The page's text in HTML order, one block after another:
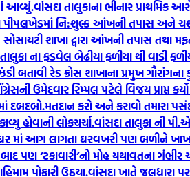
આવ્યું.વાંસદા તાલુકાના ભીનાર પ્રાથમિક
પીપલખેડમાં નિ:શુલ્ક આંખની તપાસ અને
શાખા દ્વારા આંખની તપાસ
ના ફડવેલ બેઢીયા ફળીયા થી વાડી
બતાવી રેડ ક્રોસ શાખાના પ્રમુખ ગૌરાંગના
ઉમેદવાર રિમ્પલ પટેલે વિજય પ્રાપ્ત
દબદબો.મતદાન કરો અને કરાવો તમારા
હોવાની લોકચર્ચા.વાંસદા તાલુકા ની
ઘર માં આગ લાગતા ઘરવખરી પણ બળીને
પણ ‘ટકાવારી’નો મોહ યથાવતના
પોકારી ઉઠયા.વાંસદા ખાતે જલધારા